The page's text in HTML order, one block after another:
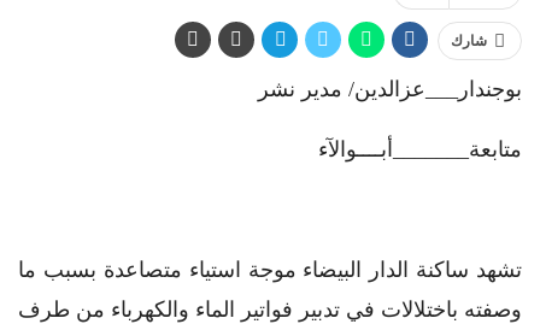
شارك
بوجندار___عزالدين/ مدير نشر
متابعة_______أبــــوالآء
تشهد ساكنة الدار البيضاء موجة استياء متصاعدة بسبب ما
وصفته باختلالات في تدبير فواتير الماء والكهرباء من طرف